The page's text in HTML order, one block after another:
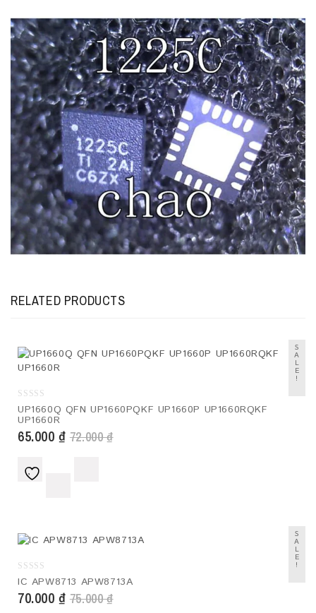
RELATED PRODUCTS
S
A
L
E
!
0
out
of
5
UP1660Q QFN UP1660PQKF UP1660P UP1660RQKF
UP1660R
72.000₫
65.000₫
S
A
L
E
!
0
out
of
5
IC APW8713 APW8713A
75.000₫
70.000₫